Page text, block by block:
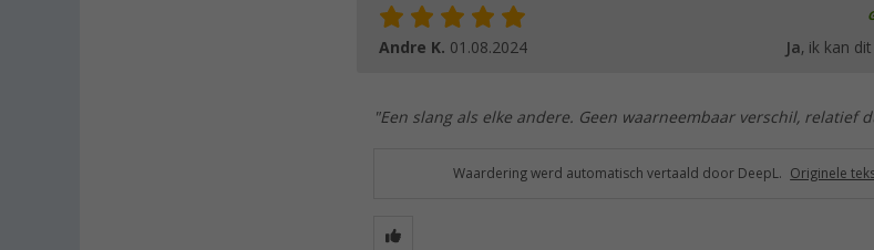
Andre K. 01.08.2024 Ja, ik kan
"Een slang als elke andere. Geen waarneembaar verschil, relatief
Waardering werd automatisch vertaald door DeepL. Originele